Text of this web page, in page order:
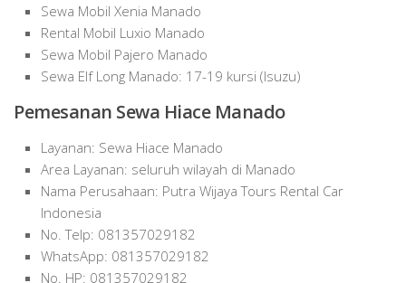
Sewa Mobil Xenia Manado
Rental Mobil Luxio Manado
Sewa Mobil Pajero Manado
Sewa Elf Long Manado: 17-19 kursi (Isuzu)
Pemesanan Sewa Hiace Manado
Layanan: Sewa Hiace Manado
Area Layanan: seluruh wilayah di Manado
Nama Perusahaan: Putra Wijaya Tours Rental Car
Indonesia
No. Telp: 081357029182
WhatsApp: 081357029182
No. HP: 081357029182